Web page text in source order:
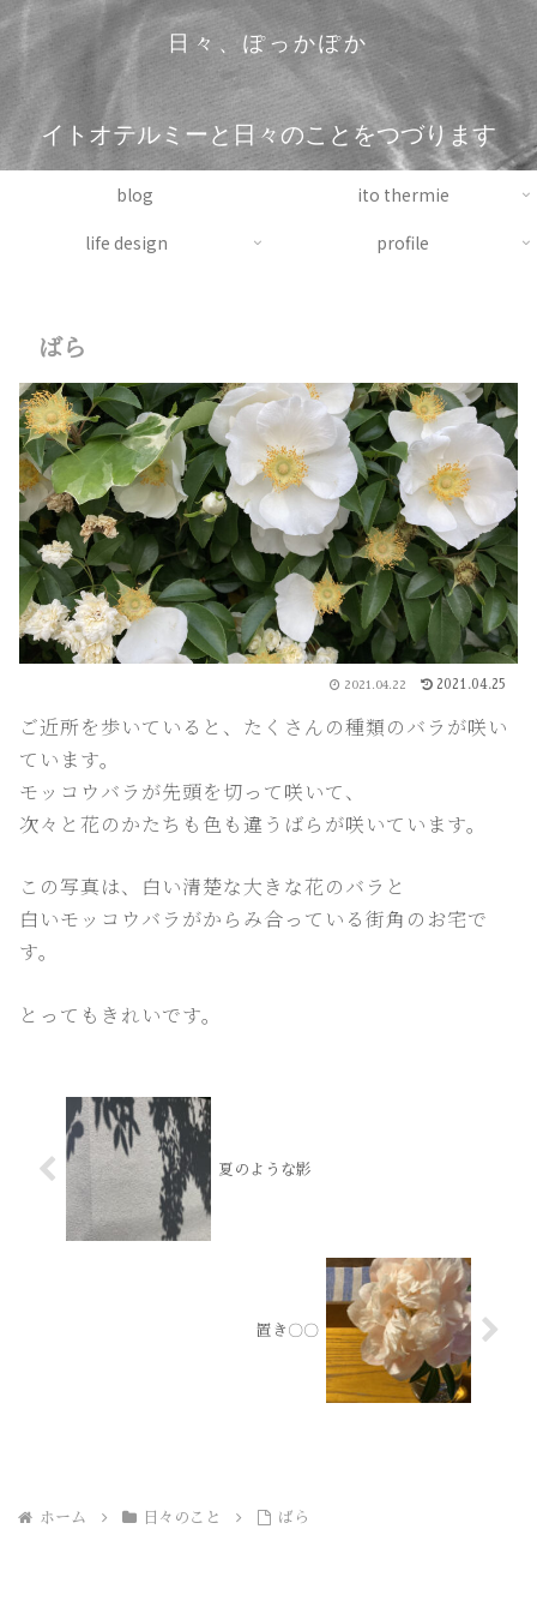
日々、ぽっかぽか
イトオテルミーと日々のことをつづります
blog
ito thermie
life design
profile
ばら
2021.04.22 2021.04.25
ご近所を歩いていると、たくさんの種類のバラが咲い
ています。
モッコウバラが先頭を切って咲いて、
次々と花のかたちも色も違うばらが咲いています。
この写真は、白い清楚な大きな花のバラと
白いモッコウバラがからみ合っている街角のお宅で
す。
とってもきれいです。
夏のような影
置き〇〇
ホーム 日々のこと ばら